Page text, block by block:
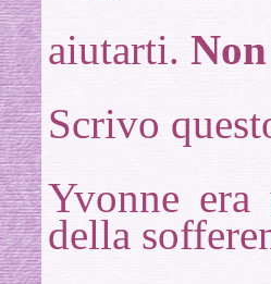
aiutarti.
Scrivo
Yvonne
della